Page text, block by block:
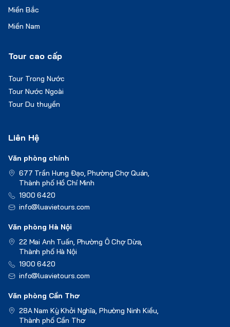
Miền Bắc
Miền Nam
Tour cao cấp
Tour Trong Nước
Tour Nước Ngoài
Tour Du thuyền
Liên Hệ
Văn phòng chính
677 Trần Hưng Đạo, Phường Chợ Quán,
Thành phố Hồ Chí Minh
1900 6420
info@luavietours.com
Văn phòng Hà Nội
22 Mai Anh Tuấn, Phường Ô Chợ Dừa,
Thành phố Hà Nội
1900 6420
info@luavietours.com
Văn phòng Cần Thơ
28A Nam Kỳ Khởi Nghĩa, Phường Ninh Kiều,
Thành phố Cần Thơ